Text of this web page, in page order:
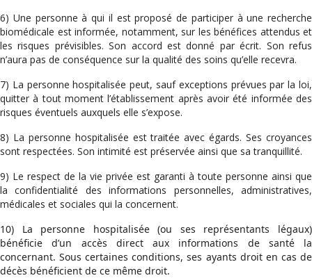
6) Une personne à qui il est proposé de participer à une recherche
biomédicale est informée, notamment, sur les bénéfices attendus et
les risques prévisibles. Son accord est donné par écrit. Son refus
n’aura pas de conséquence sur la qualité des soins qu’elle recevra.
7) La personne hospitalisée peut, sauf exceptions prévues par la loi,
quitter à tout moment l’établissement après avoir été informée des
risques éventuels auxquels elle s’expose.
8) La personne hospitalisée est traitée avec égards. Ses croyances
sont respectées. Son intimité est préservée ainsi que sa tranquillité.
9) Le respect de la vie privée est garanti à toute personne ainsi que
la confidentialité des informations personnelles, administratives,
médicales et sociales qui la concernent.
10) La personne hospitalisée (ou ses représentants légaux)
bénéficie d’un accès direct aux informations de santé la
concernant. Sous certaines conditions, ses ayants droit en cas de
décès bénéficient de ce même droit.